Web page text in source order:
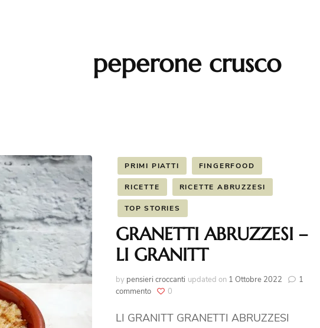
Cucina Abruzzese
Pancakes Proteici
Con il LAMBRUSCO
Le Ricette dell’ Avvento
Video Ricette
International Recipes
Milani frutta secca
peperone crusco
PRIMI PIATTI FINGERFOOD
RICETTE RICETTE ABRUZZESI
TOP STORIES
GRANETTI ABRUZZESI –
LI GRANITT
by pensieri croccanti updated on 1 Ottobre 2022
1
commentosu
ABRUZZESI
0
LI GRANITT GRANETTI ABRUZZESI